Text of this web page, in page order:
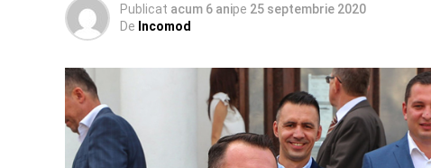
Publicat acum 6 anipe 25 septembrie 2020
De Incomod